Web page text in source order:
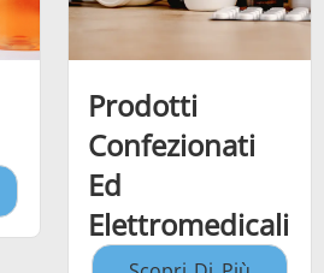
Prodotti
Confezionati
Ed
Elettromedicali